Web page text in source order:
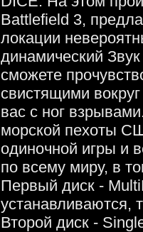
Battlefield 3,
локации
динамический
сможете
свистящими
вас с ног
морской пехоты
одиночной игры и
по всему миру, в
Первый диск -
устанавливаются,
Второй диск -